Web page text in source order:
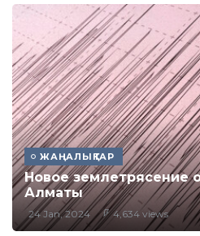
ЖАҢАЛЫҚТАР
Новое землетрясение
Алматы
24 Jan, 2024 4,634 views